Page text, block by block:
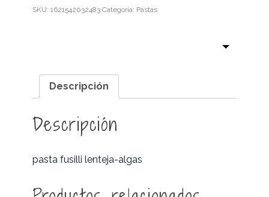
SKU:1621542032483 Categoría: Pastas
Descripción
Descripción
pasta fusilli lenteja-algas